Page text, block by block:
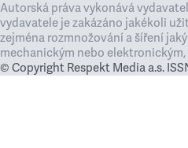
Autorská práva vykonává
vydavatele je zakázáno jakékoli
zejména rozmnožování a šíření
mechanickým nebo
© Copyright Respekt Media a.s.